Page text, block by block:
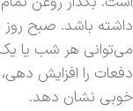
داشته باشد. صبح روز
می‌توانی هر شب یا
دفعات را افزایش
خوبی نشان دهد.